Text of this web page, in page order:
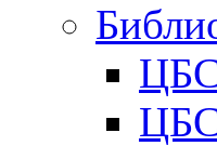
ЦБС
ЦБС